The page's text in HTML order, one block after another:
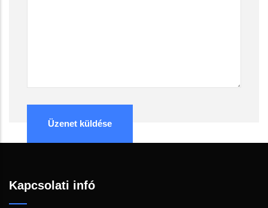
Kapcsolati infó